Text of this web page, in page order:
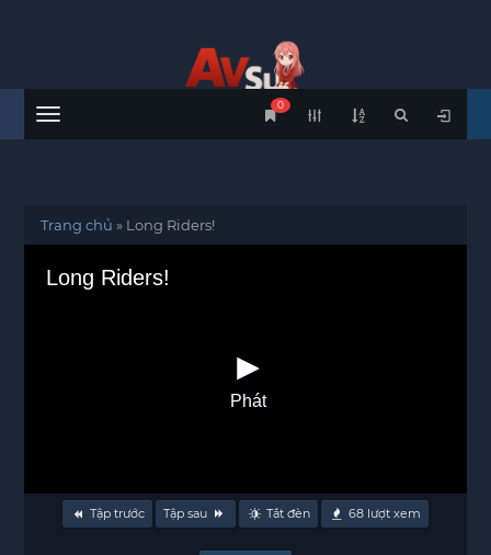
Menu
0
Trang chủ » Long Riders!
Long Riders!
Phát
Tập trước Tập sau Tắt đèn 68 lượt xem